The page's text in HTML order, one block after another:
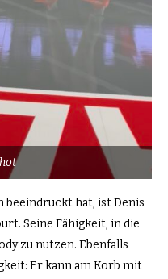
hat, ist Denis
Seine Fähigkeit, in die
zu nutzen. Ebenfalls
Er kann am Korb mit